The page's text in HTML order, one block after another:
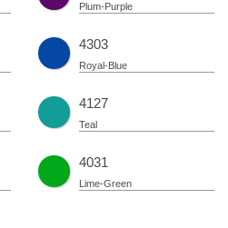
Plum-Purple
4303
Royal-Blue
4127
Teal
4031
Lime-Green